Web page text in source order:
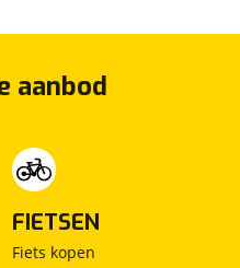
aanbod
FIETSEN
Fiets kopen